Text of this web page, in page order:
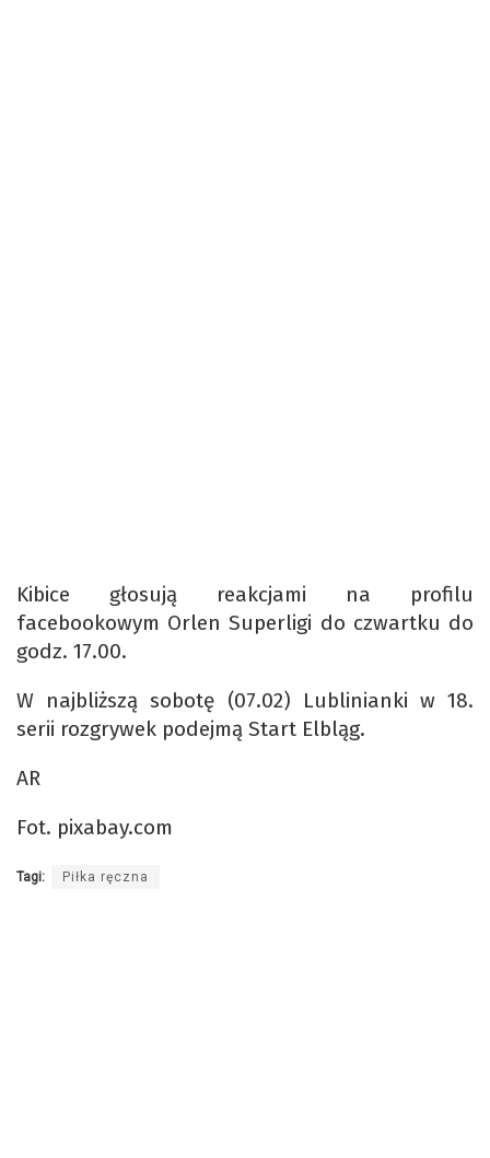
Kibice głosują reakcjami na profilu
facebookowym Orlen Superligi do czwartku do
godz. 17.00.
W najbliższą sobotę (07.02) Lublinianki w 18.
serii rozgrywek podejmą Start Elbląg.
AR
Fot. pixabay.com
Tagi: Piłka ręczna